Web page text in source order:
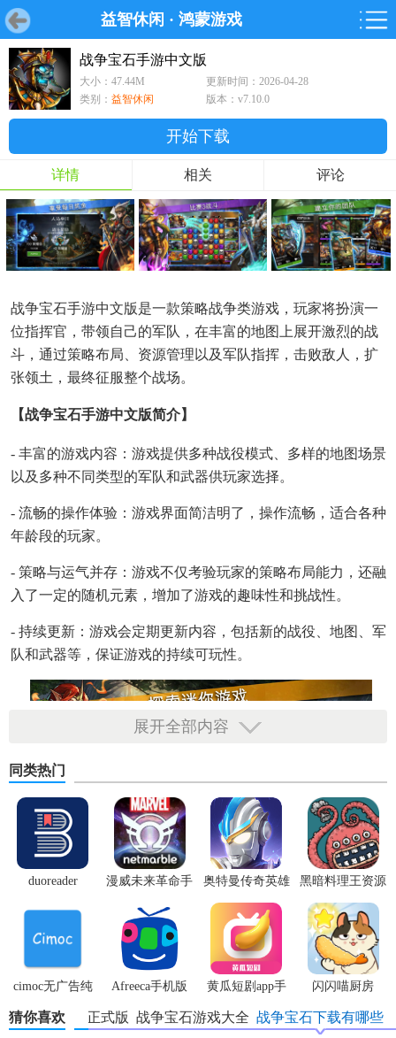
益智休闲 · 鸿蒙游戏
首页 游戏 软件
首页 游戏 软件 鸿蒙
游戏
鸿蒙
软件
专题
战争宝石手游中文版
大小：47.44M
更新时间：2026-04-28
类别： 益智休闲 版本：v7.10.0
开始下载
详情 相关 评论
战争宝石手游中文版是一款策略战争类游戏，玩家将扮演一
位指挥官，带领自己的军队，在丰富的地图上展开激烈的战
斗，通过策略布局、资源管理以及军队指挥，击败敌人，扩
张领土，最终征服整个战场。
【战争宝石手游中文版简介】
- 丰富的游戏内容：游戏提供多种战役模式、多样的地图场景
以及多种不同类型的军队和武器供玩家选择。
- 流畅的操作体验：游戏界面简洁明了，操作流畅，适合各种
年龄段的玩家。
- 策略与运气并存：游戏不仅考验玩家的策略布局能力，还融
入了一定的随机元素，增加了游戏的趣味性和挑战性。
- 持续更新：游戏会定期更新内容，包括新的战役、地图、军
队和武器等，保证游戏的持续可玩性。
1. 合理布局：在游戏开始前，仔细观察地图和敌人位置，合
理规划自己的军队布局，确保能够全方位覆盖战场。
2. 资源管理：在游戏过程中，注意资源的收集和管理，确保
有足够的资源来训练和升级军队。
展开全部内容
同类热门
duoreader
漫威未来革命手
奥特曼传奇英雄
体验服
黑暗料理王资源
无限
cimoc无广告纯
净版
Afreeca手机版
黄瓜短剧app手
闪闪喵厨房
猜你喜欢 战争宝石下载有哪些
战争宝石游戏大全
战争宝石正式版